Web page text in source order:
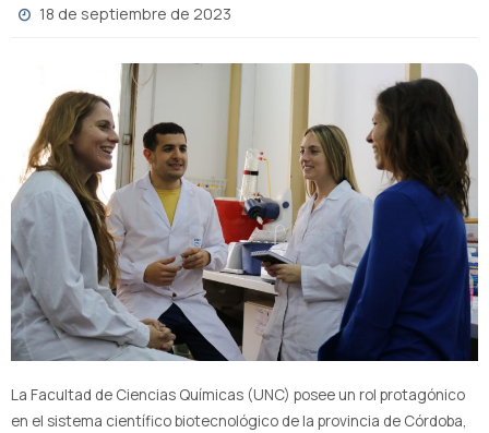
18 de septiembre de 2023
La Facultad de Ciencias Químicas (UNC) posee un rol protagónico
en el sistema científico biotecnológico de la provincia de Córdoba,